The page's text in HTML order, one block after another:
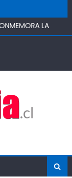
LA
Y
POTABLE DE LA
POR CINCO
SISTEMA
EN